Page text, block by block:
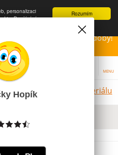
Rozumím
personalizaci
Používáním
dle otvírací prázdninové doby!
krásné léto!!!
MENU
Hračky dle materiálu
ceny, výrobce
Od nejdražšího
Hopík